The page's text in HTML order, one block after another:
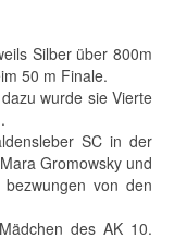
Silber über 800m
50 m Finale.
wurde sie Vierte
SC in der
Gromowsky und
von den
des AK 10.